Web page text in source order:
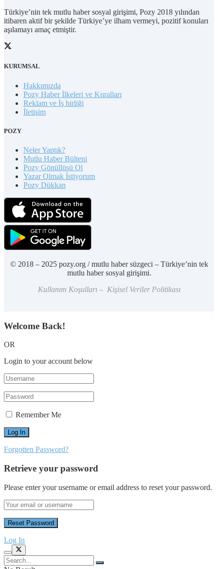
Türkiye’nin tek mutlu haber sosyal girişimi, Pozy 2018 yılından
itibaren aktif bir şekilde Türkiye’ye ilham vermeyi, pozitif konuları
aşılamayı amaç etmiştir.
KURUMSAL
Hakkımızda
Pozy Haber İlkeleri ve Kuralları
Reklam ve İş birliği
İletişim
POZY
Neler Yaptık?
Mutlu Haber Bülteni
Pozy Gönüllüsü Ol
Yazar Olmak İstiyorum
Pozy Dükkan
© 2018 – 2025 pozy.org / mutlu haber süzgeci – Türkiye’nin tek
mutlu haber sosyal girişimi.
Kullanım Koşulları – Kişisel Veriler Politikası
Welcome Back!
OR
Login to your account below
Remember Me
Forgotten Password?
Retrieve your password
Please enter your username or email address to reset your password.
Log In